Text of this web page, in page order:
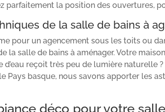
parfaitement la position des ouvertures,
de la salle de bains à
pour un agencement sous les toits ou
la salle de bains à aménager. Votre
d’eau reçoit très peu de lumière naturelle
Pays basque, nous savons apporter les
déco pour votre